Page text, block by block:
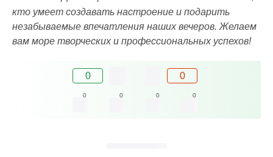
кто умеет создавать настроение и подарить
незабываемые впечатления наших вечеров. Желаем
вам море творческих и профессиональных успехов!
0 0
0 0 0 0